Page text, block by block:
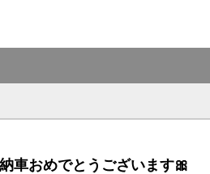
車おめでとうございます🎀